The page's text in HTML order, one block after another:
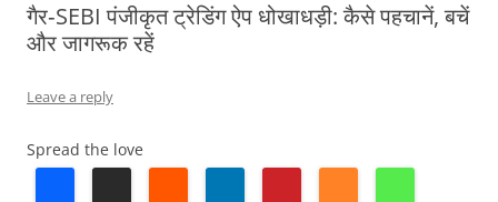
गैर‑SEBI पंजीकृत ट्रेडिंग ऐप धोखाधड़ी: कैसे पहचानें, बचें
और जागरूक रहें
Leave a reply
Spread the love